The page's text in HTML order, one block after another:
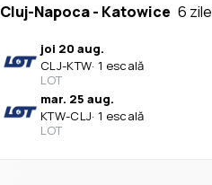
Cluj-Napoca- Katowice 6 zile
joi 20 aug.
CLJ-KTW· 1 escală
LOT
mar. 25 aug.
KTW-CLJ· 1 escală
LOT